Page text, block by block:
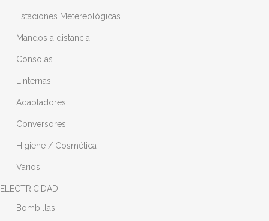
· Estaciones Metereológicas
· Mandos a distancia
· Consolas
· Linternas
· Adaptadores
· Conversores
· Higiene / Cosmética
· Varios
ELECTRICIDAD
· Bombillas